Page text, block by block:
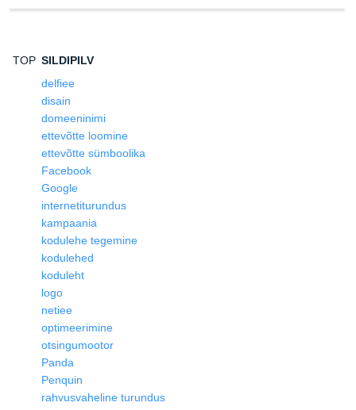
TOP SILDIPILV
delfiee
disain
domeeninimi
ettevõtte loomine
ettevõtte sümboolika
Facebook
Google
internetiturundus
kampaania
kodulehe tegemine
kodulehed
koduleht
logo
netiee
optimeerimine
otsingumootor
Panda
Penquin
rahvusvaheline turundus